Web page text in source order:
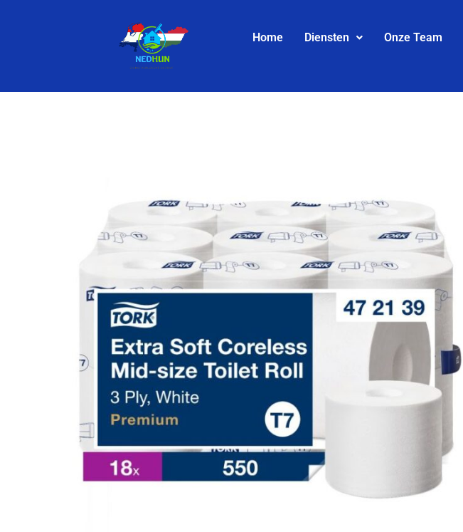
Home Diensten Onze Team